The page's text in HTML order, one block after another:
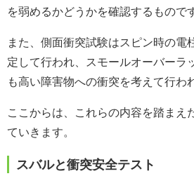
を弱めるかどうかを確認するもので
また、側面衝突試験はスピン時の電
定して行われ、スモールオーバーラ
も高い障害物への衝突を考えて行わ
ここからは、これらの内容を踏まえ
ていきます。
スバルと衝突安全テスト